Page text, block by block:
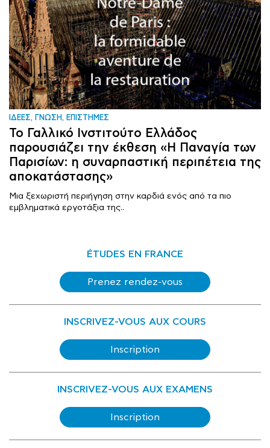
ΙΔΕΕΣ, ΓΝΩΣΗ, ΕΠΙΣΤΗΜΕΣ
Το Γαλλικό Ινστιτούτο Ελλάδος
παρουσιάζει την έκθεση «Η Παναγία των
Παρισίων: η συναρπαστική περιπέτεια της
αποκατάστασης»
Μια ξεχωριστή περιήγηση στην καρδιά ενός από τα πιο
εμβληματικά εργοτάξια της..
ÉTUDES EN FRANCE
Prenez rendez-vous
INSCRIVEZ-VOUS AUX COURS
Inscription
INSCRIVEZ-VOUS AUX EXAMENS
Inscription